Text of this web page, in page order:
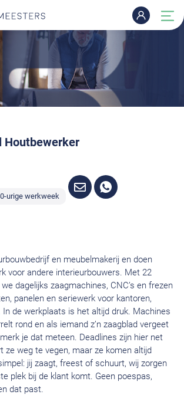
Houtbewerker
urige werkweek
en meubelmakerij en doen
voor andere interieurbouwers. Met 22
dagelijks zaagmachines, CNC’s en frezen
panelen en seriewerk voor kantoren,
de werkplaats is het altijd druk. Machines
rond en als iemand z’n zaagblad vergeet
je dat meteen. Deadlines zijn hier net
ze weg te vegen, maar ze komen altijd
jij zaagt, freest of schuurt, wij zorgen
plek bij de klant komt. Geen poespas,
dat past.